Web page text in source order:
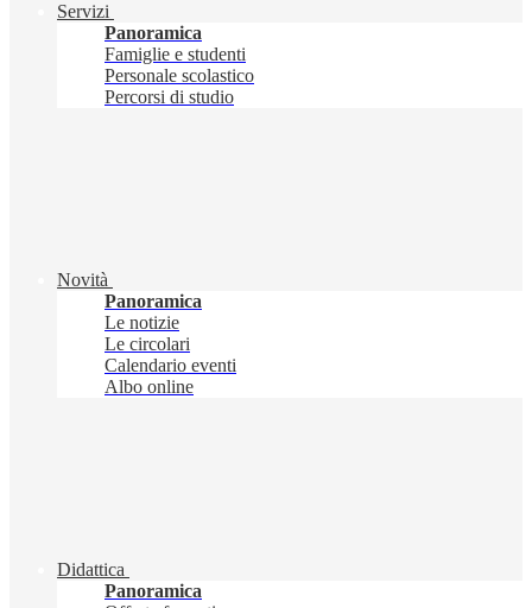
Servizi
Panoramica
Famiglie e studenti
Personale scolastico
Percorsi di studio
Novità
Panoramica
Le notizie
Le circolari
Calendario eventi
Albo online
Didattica
Panoramica